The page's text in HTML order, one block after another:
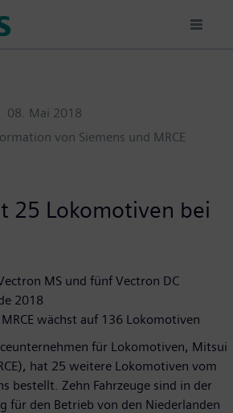
08. Mai 2018
von Siemens und MRCE
25 Lokomotiven bei
MS und fünf Vectron DC
2018
wächst auf 136 Lokomotiven
für Lokomotiven, Mitsui
hat 25 weitere Lokomotiven vom
bestellt. Zehn Fahrzeuge sind in der
für den Betrieb von den Niederlanden